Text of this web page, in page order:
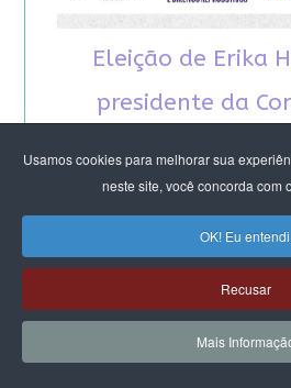
Usamos cookies para melhorar sua
neste site, você concorda com
OK! Eu entendi.
Recusar
Mais
Eleição de Erika
presidente da
para a
RECOMENDAMOS A